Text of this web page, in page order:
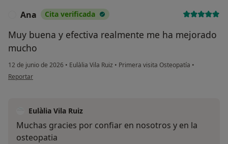
Ana Cita verificada
Muy buena y efectiva realmente me ha mejorado
mucho
12 de junio de 2026 • Eulàlia Vila Ruiz • Primera visita Osteopatía •
en opinión del usuario Ana
Reportar
Eulàlia Vila Ruiz
Muchas gracies por confiar en nosotros y en la
osteopatia